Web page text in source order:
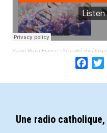
Radio Maria France · Actualité
Une radio